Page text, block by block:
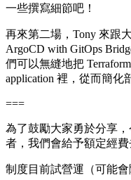
一些撰寫細節吧！
再來第二場，Tony 來跟
ArgoCD with GitOps
們可以無縫地把
application 裡，從而簡化
===
為了鼓勵大家勇於分享，
者，我們會給予額定經費
制度目前試營運（可能